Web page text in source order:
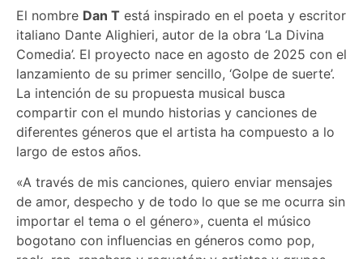
El nombre Dan T está inspirado en el poeta y escritor
italiano Dante Alighieri, autor de la obra ‘La Divina
Comedia’. El proyecto nace en agosto de 2025 con el
lanzamiento de su primer sencillo, ‘Golpe de suerte’.
La intención de su propuesta musical busca
compartir con el mundo historias y canciones de
diferentes géneros que el artista ha compuesto a lo
largo de estos años.
«A través de mis canciones, quiero enviar mensajes
de amor, despecho y de todo lo que se me ocurra sin
importar el tema o el género», cuenta el músico
bogotano con influencias en géneros como pop,